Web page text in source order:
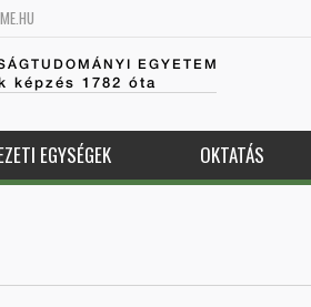
EGYETEM
képzés 1782 óta
EGYSÉGEK OKTATÁS